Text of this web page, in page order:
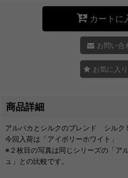
カートに
お問い合
お気に入
商品詳細
アルパカとシルクのブレンド シルク
今回入荷は「アイボリーホワイト」
※２枚目の写真は同じシリーズの「
ュ」との比較です。